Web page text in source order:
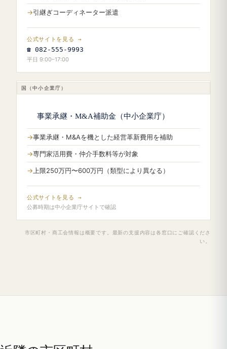
引継ぎコーディネーター派遣
公式サイトを見る →
☎ 082-555-9993
平日 9:00–17:00
国（中小企業庁）
事業承継・M&A補助金（中小企業庁）
事業承継・M&Aを機とした経営革新費用を補助
専門家活用費・仲介手数料等が対象
上限250万円〜600万円（類型により異なる）
公式サイトを見る →
公募時期は中小企業庁サイトで確認
市区町村・商工会情報は概要です。最新の支援内容は各窓口にご確認くださ
い。